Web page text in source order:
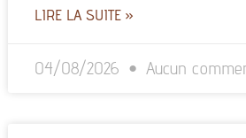
LIRE LA SUITE »
04/08/2026 Aucun